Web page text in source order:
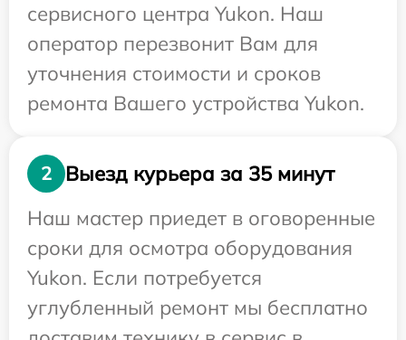
сервисного центра Yukon. Наш
оператор перезвонит Вам для
уточнения стоимости и сроков
ремонта Вашего устройства Yukon.
2
Выезд курьера за 35 минут
Наш мастер приедет в оговоренные
сроки для осмотра оборудования
Yukon. Если потребуется
углубленный ремонт мы бесплатно